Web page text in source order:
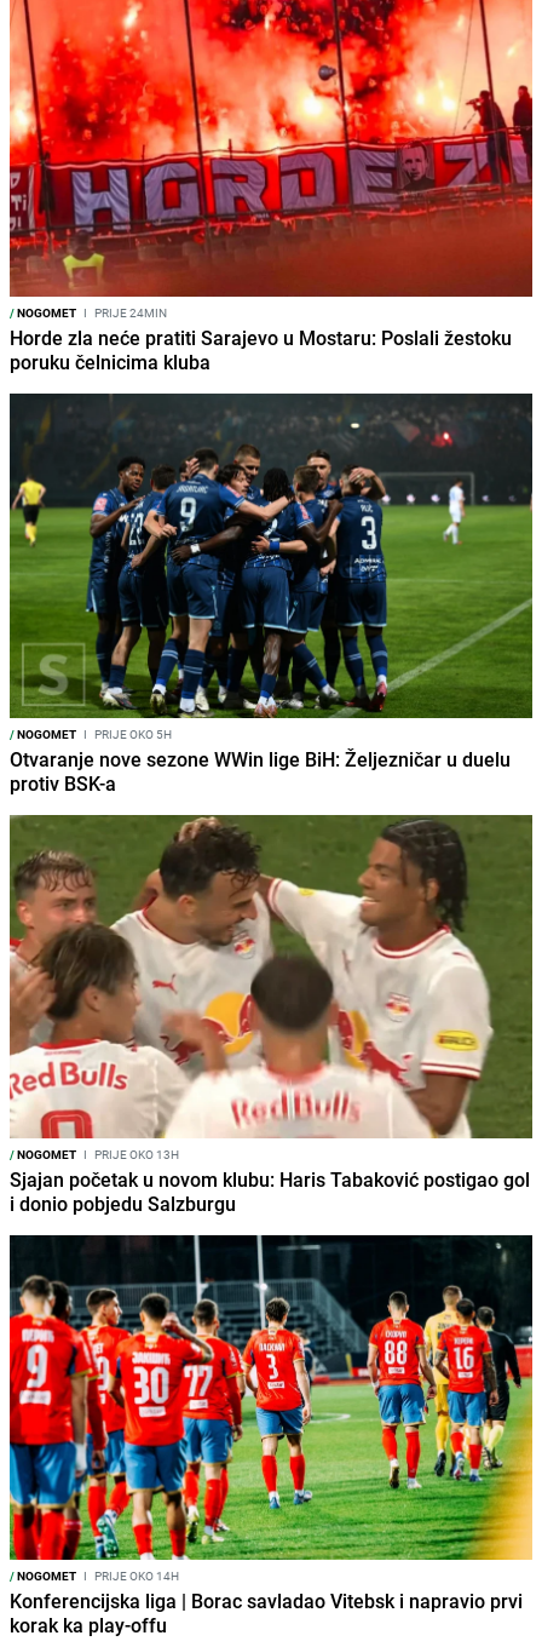
/NOGOMET I PRIJE 24MIN
Horde zla neće pratiti Sarajevo u Mostaru: Poslali žestoku
poruku čelnicima kluba
/NOGOMET I PRIJE OKO 5H
Otvaranje nove sezone WWin lige BiH: Željezničar u duelu
protiv BSK-a
/NOGOMET I PRIJE OKO 13H
Sjajan početak u novom klubu: Haris Tabaković postigao gol
i donio pobjedu Salzburgu
/NOGOMET I PRIJE OKO 14H
Konferencijska liga | Borac savladao Vitebsk i napravio prvi
korak ka play-offu